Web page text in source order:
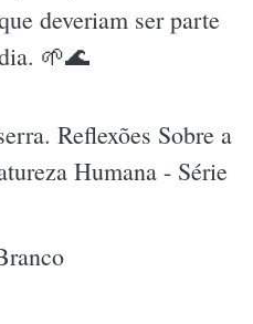
deveriam ser parte
🌱🌊
Reflexões Sobre a
Humana - Série